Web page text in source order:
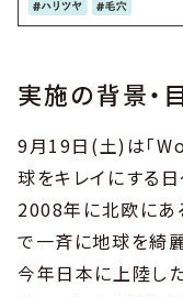
実施の背景・
9月19日(土)は「
球をキレイにする日
2008年に北欧にあ
で一斉に地球を綺
今年日本に上陸した